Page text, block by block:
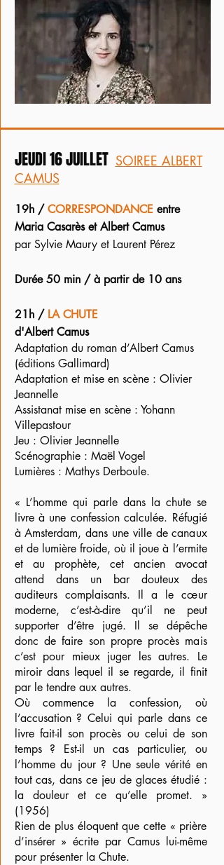
JEUDI 16 JUILLET SOIREE ALBERT
CAMUS
19h /CORRESPONDANCEentre
Maria Casarès et Albert Camus
par Sylvie Maury et Laurent Pérez
Durée 50 min / à partir de 10 ans
21h / LA CHUTE
d'Albert Camus
Adaptation du roman d’Albert Camus
(éditions Gallimard)
Adaptation et mise en scène : Olivier
Jeannelle
Assistanat mise en scène : Yohann
Villepastour
Jeu : Olivier Jeannelle
Scénographie : Maël Vogel
Lumières : Mathys Derboule.
« L’homme qui parle dans la chute se
livre à une confession calculée. Réfugié
à Amsterdam, dans une ville de canaux
et de lumière froide, où il joue à l’ermite
et au prophète, cet ancien avocat
attend dans un bar douteux des
auditeurs complaisants. Il a le cœur
moderne, c’est-à-dire qu’il ne peut
supporter d’être jugé. Il se dépêche
donc de faire son propre procès mais
c’est pour mieux juger les autres. Le
miroir dans lequel il se regarde, il finit
par le tendre aux autres.
Où commence la confession, où
l’accusation ? Celui qui parle dans ce
livre fait-il son procès ou celui de son
temps ? Est-il un cas particulier, ou
l’homme du jour ? Une seule vérité en
tout cas, dans ce jeu de glaces étudié :
la douleur et ce qu’elle promet. »
(1956)
Rien de plus éloquent que cette « prière
d’insérer » écrite par Camus lui-même
pour présenter la Chute.